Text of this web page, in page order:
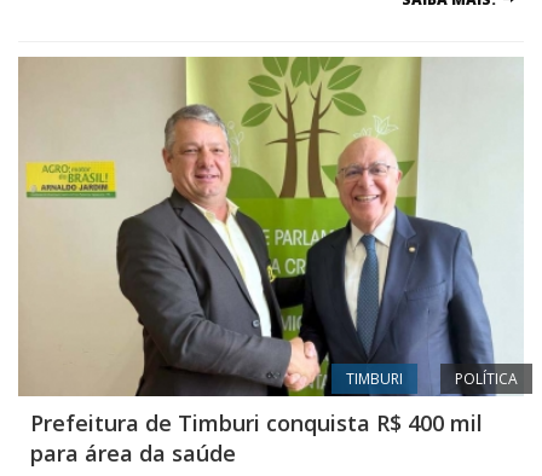
TIMBURI POLÍTICA
Prefeitura de Timburi conquista R$ 400 mil
para área da saúde